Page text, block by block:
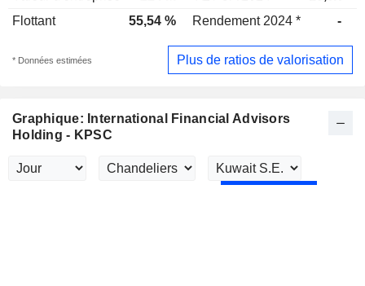
Flottant
55,54 % Rendement 2024 * -
* Données estimées Plus de ratios de valorisation
Graphique: International Financial Advisors
Holding - KPSC